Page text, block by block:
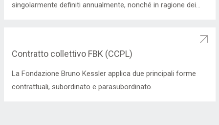
singolarmente definiti annualmente, nonché in ragione dei
70.
Contratto collettivo FBK (CCPL)
La Fondazione Bruno Kessler applica due principali forme
contrattuali, subordinato e parasubordinato.